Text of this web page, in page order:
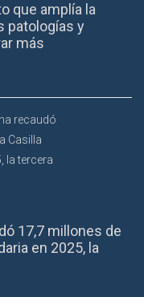
que amplía la
patologías y
más
17,7 millones de
en 2025, la